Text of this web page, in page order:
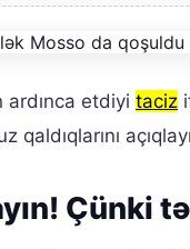
ardınca etdiyi taciz
qaldıqlarını
Çünki